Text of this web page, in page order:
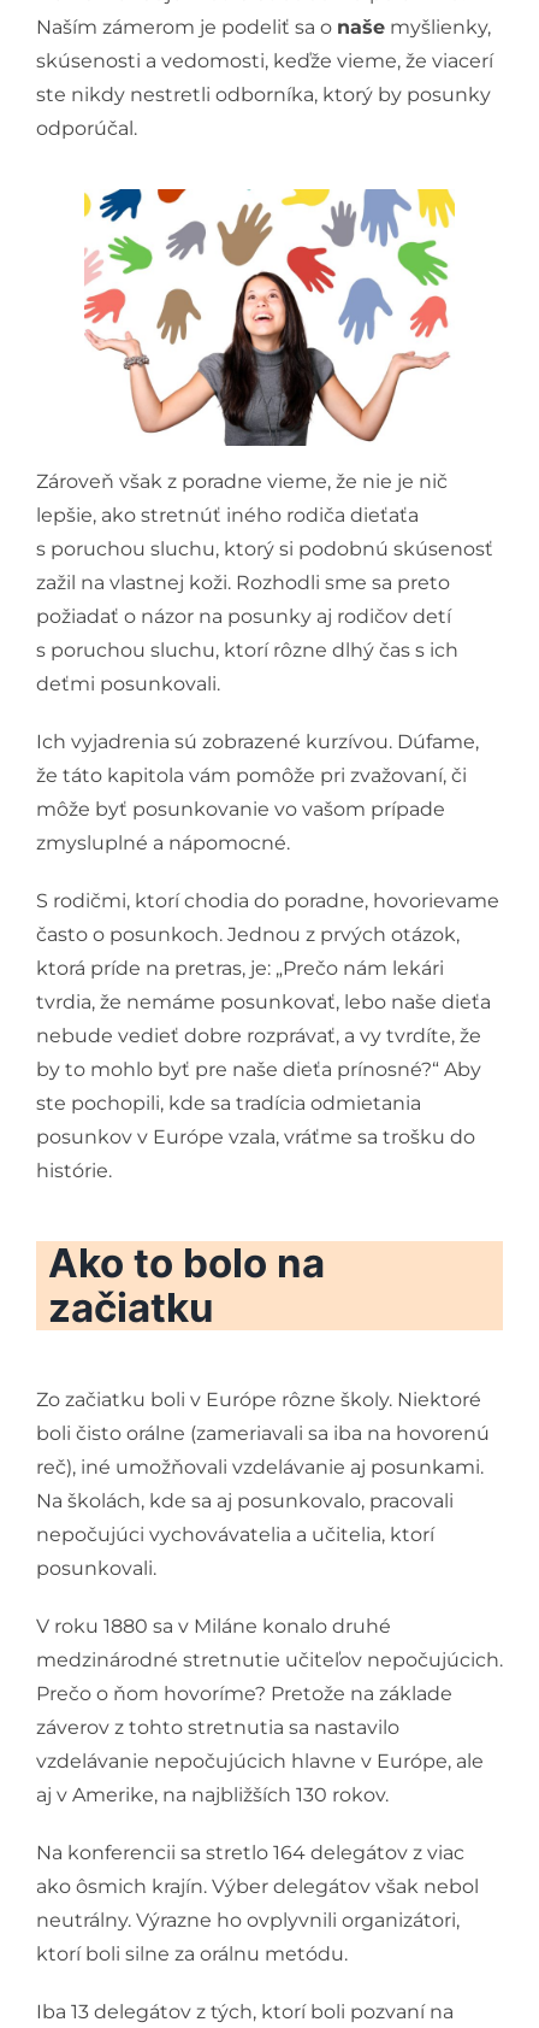
Naším zámerom je podeliť sa o našemyšlienky,
skúsenosti a vedomosti, keďže vieme, že viacerí
ste nikdy nestretli odborníka, ktorý by posunky
odporúčal.
Zároveň však z poradne vieme, že nie je nič
lepšie, ako stretnúť iného rodiča dieťaťa
s poruchou sluchu, ktorý si podobnú skúsenosť
zažil na vlastnej koži. Rozhodli sme sa preto
požiadať o názor na posunky aj rodičov detí
s poruchou sluchu, ktorí rôzne dlhý čas s ich
deťmi posunkovali.
Ich vyjadrenia sú zobrazené kurzívou. Dúfame,
že táto kapitola vám pomôže pri zvažovaní, či
môže byť posunkovanie vo vašom prípade
zmysluplné a nápomocné.
S rodičmi, ktorí chodia do poradne, hovorievame
často o posunkoch. Jednou z prvých otázok,
ktorá príde na pretras, je: „Prečo nám lekári
tvrdia, že nemáme posunkovať, lebo naše dieťa
nebude vedieť dobre rozprávať, a vy tvrdíte, že
by to mohlo byť pre naše dieťa prínosné?“ Aby
ste pochopili, kde sa tradícia odmietania
posunkov v Európe vzala, vráťme sa trošku do
histórie.
Ako to bolo na
začiatku
Zo začiatku boli v Európe rôzne školy. Niektoré
boli čisto orálne (zameriavali sa iba na hovorenú
reč), iné umožňovali vzdelávanie aj posunkami.
Na školách, kde sa aj posunkovalo, pracovali
nepočujúci vychovávatelia a učitelia, ktorí
posunkovali.
V roku 1880 sa v Miláne konalo druhé
medzinárodné stretnutie učiteľov nepočujúcich.
Prečo o ňom hovoríme? Pretože na základe
záverov z tohto stretnutia sa nastavilo
vzdelávanie nepočujúcich hlavne v Európe, ale
aj v Amerike, na najbližších 130 rokov.
Na konferencii sa stretlo 164 delegátov z viac
ako ôsmich krajín. Výber delegátov však nebol
neutrálny. Výrazne ho ovplyvnili organizátori,
ktorí boli silne za orálnu metódu.
Iba 13 delegátov z tých, ktorí boli pozvaní na